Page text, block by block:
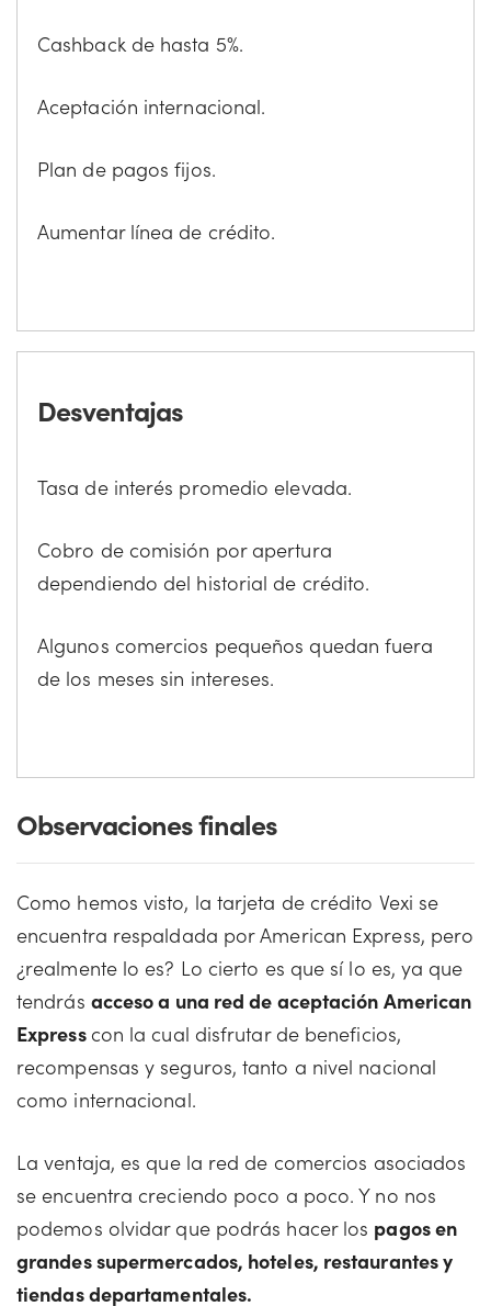
Cashback de hasta 5%.
Aceptación internacional.
Plan de pagos fijos.
Aumentar línea de crédito.
Desventajas
Tasa de interés promedio elevada.
Cobro de comisión por apertura
dependiendo del historial de crédito.
Algunos comercios pequeños quedan fuera
de los meses sin intereses.
Observaciones finales
Como hemos visto, la tarjeta de crédito Vexi se
encuentra respaldada por American Express, pero
¿realmente lo es? Lo cierto es que sí lo es, ya que
tendrás acceso a una red de aceptación American
Expresscon la cual disfrutar de beneficios,
recompensas y seguros, tanto a nivel nacional
como internacional.
La ventaja, es que la red de comercios asociados
se encuentra creciendo poco a poco. Y no nos
podemos olvidar que podrás hacer los pagos en
grandes supermercados, hoteles, restaurantes y
tiendas departamentales.